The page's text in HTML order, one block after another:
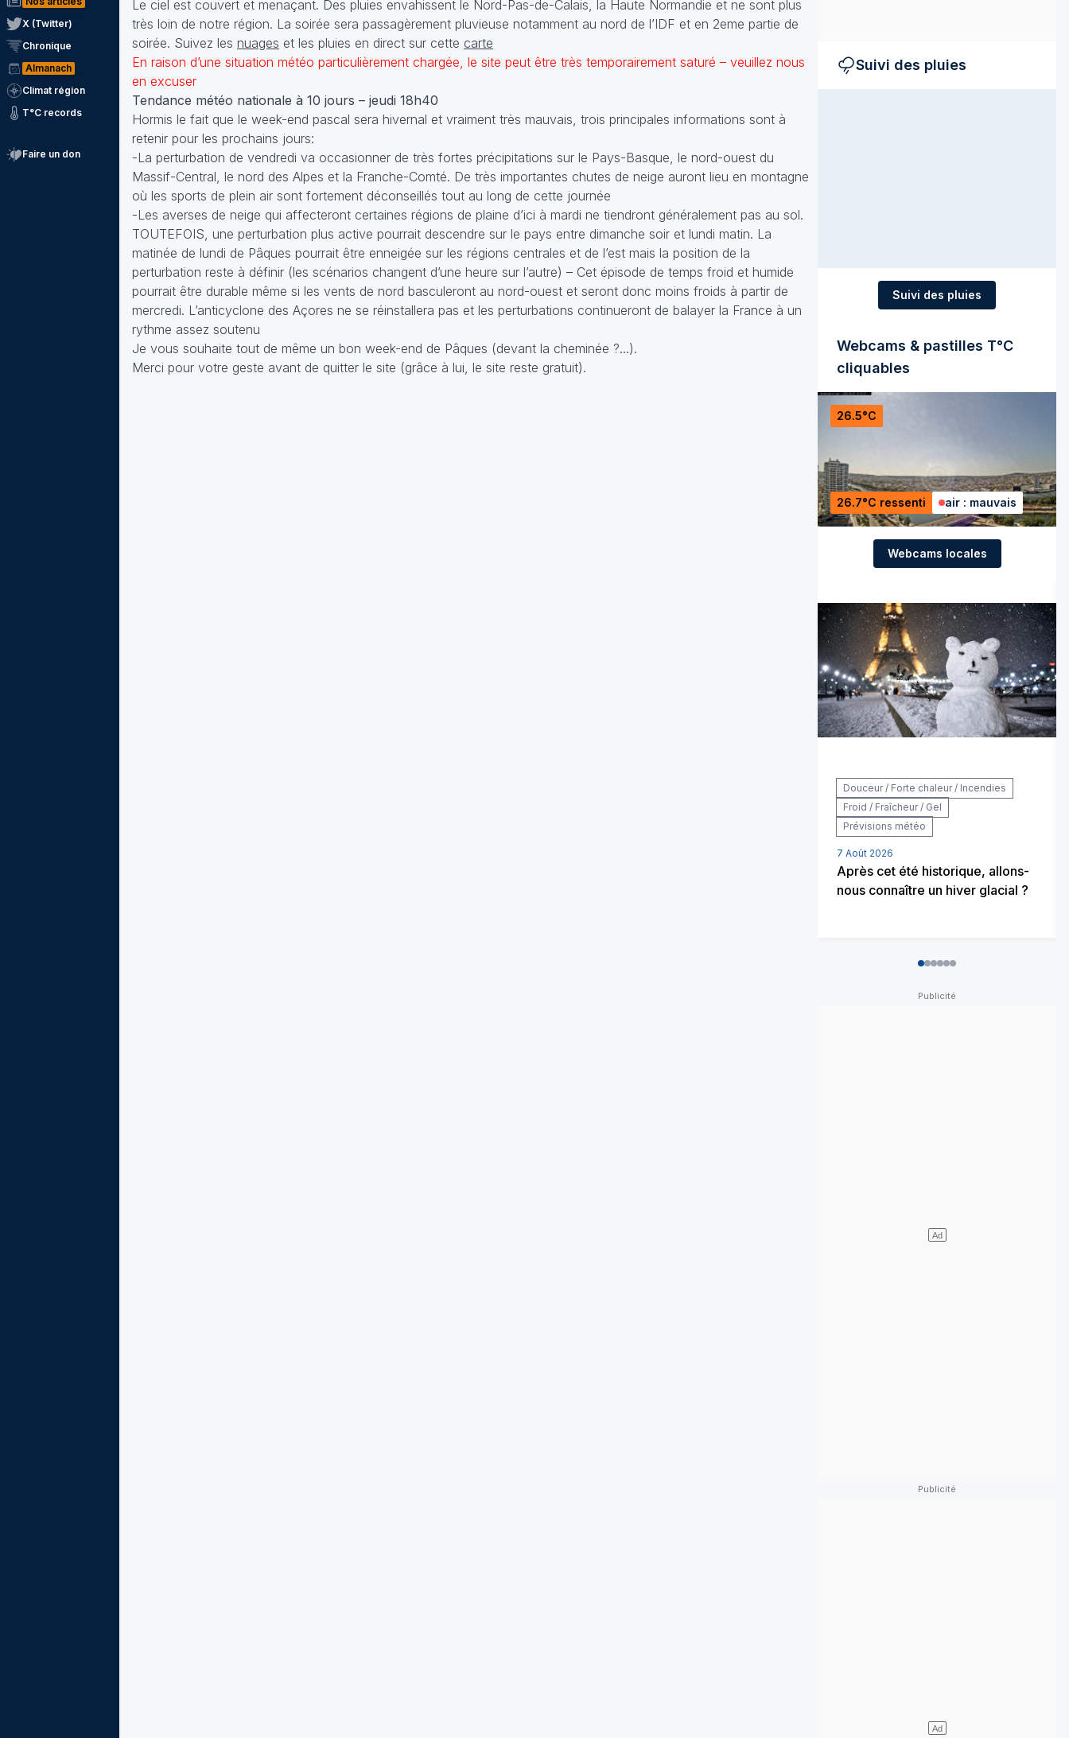
X (Twitter)
Chronique
Almanach
Climat région
T°C records
Faire un don
Le ciel est couvert et menaçant. Des pluies envahissent le Nord-Pas-de-Calais, la Haute Normandie et ne sont plus
très loin de notre région. La soirée sera passagèrement pluvieuse notamment au nord de l’IDF et en 2eme partie de
soirée. Suivez les nuages et les pluies en direct sur cette carte
En raison d’une situation météo particulièrement chargée, le site peut être très temporairement saturé – veuillez nous
en excuser
Tendance météo nationale à 10 jours – jeudi 18h40
Hormis le fait que le week-end pascal sera hivernal et vraiment très mauvais, trois principales informations sont à
retenir pour les prochains jours:
-La perturbation de vendredi va occasionner de très fortes précipitations sur le Pays-Basque, le nord-ouest du
Massif-Central, le nord des Alpes et la Franche-Comté. De très importantes chutes de neige auront lieu en montagne
où les sports de plein air sont fortement déconseillés tout au long de cette journée
-Les averses de neige qui affecteront certaines régions de plaine d’ici à mardi ne tiendront généralement pas au sol.
TOUTEFOIS, une perturbation plus active pourrait descendre sur le pays entre dimanche soir et lundi matin. La
matinée de lundi de Pâques pourrait être enneigée sur les régions centrales et de l’est mais la position de la
perturbation reste à définir (les scénarios changent d’une heure sur l’autre) – Cet épisode de temps froid et humide
pourrait être durable même si les vents de nord basculeront au nord-ouest et seront donc moins froids à partir de
mercredi. L’anticyclone des Açores ne se réinstallera pas et les perturbations continueront de balayer la France à un
rythme assez soutenu
Je vous souhaite tout de même un bon week-end de Pâques (devant la cheminée ?...).
Merci pour votre geste avant de quitter le site (grâce à lui, le site reste gratuit).
Suivi des pluies
Suivi des pluies
Webcams & pastilles T°C
cliquables
26.5°C
26.7°C ressenti air : mauvais
Webcams locales
Douceur / Forte chaleur / Incendies
Froid / Fraîcheur / Gel
Prévisions météo
7 Août 2026
Après cet été historique, allons-
nous connaître un hiver glacial ?
012345